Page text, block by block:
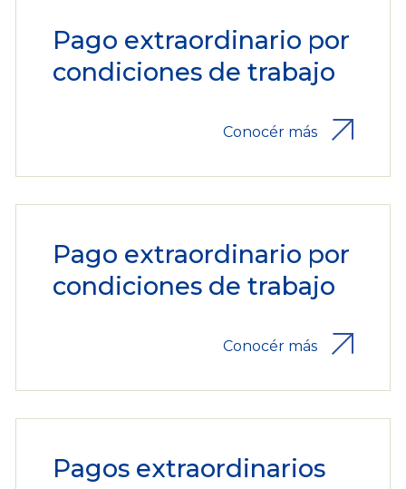
Pago extraordinario por
condiciones de trabajo
Conocér más
Pago extraordinario por
condiciones de trabajo
Conocér más
Pagos extraordinarios